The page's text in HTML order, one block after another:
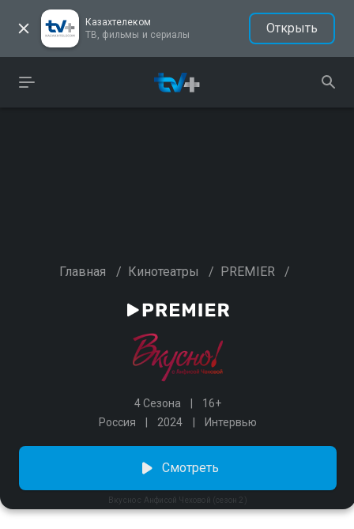
Казахтелеком
ТВ, фильмы и сериалы
Открыть
Главная / Кинотеатры / PREMIER /
4 Сезона
16+
Россия
2024 Интервью
Вкусно с Анфисой Чеховой (сезон 2)
Смотреть